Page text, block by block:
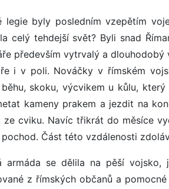
legie byly posledním vzepětím
celý tehdejší svět? Byli snad
především vytrvalý a
i v poli. Nováčky v římském
skoku, výcvikem u kůlu,
kameny prakem a jezdit na
ze cviku. Navíc třikrát do měsíce
Část této vzdálenosti
armáda se dělila na pěší
z římských občanů a